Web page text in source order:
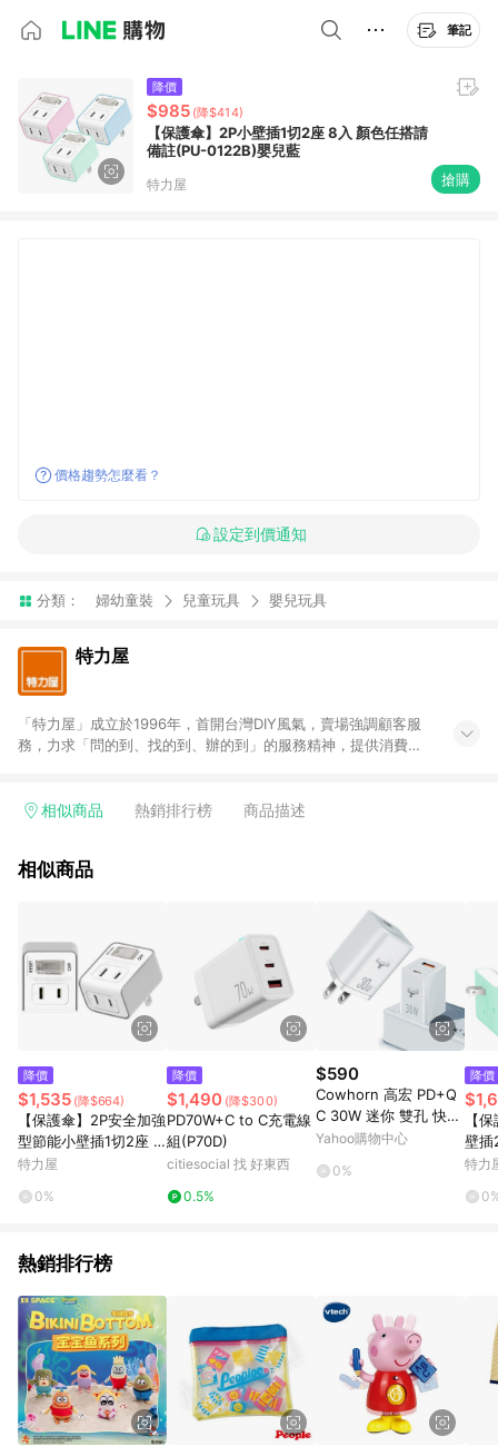
筆記
降價
$985 (降$414)
【保護傘】2P小壁插1切2座 8入 顏色任搭請
備註(PU-0122B)嬰兒藍
特力屋 搶購
價格趨勢怎麼看？
設定到價通知
分類： 婦幼童裝 兒童玩具 嬰兒玩具
特力屋
「特力屋」成立於1996年，首開台灣DIY風氣，賣場強調顧客服
務，力求「問的到、找的到、辦的到」的服務精神，提供消費者
客找到居家修繕、佈置或裝潢時所需；另外，在各家分店內規劃
等各方面進行整合，提升服務質感，期望每一位來店顧客，能輕
結帳流程(Easy to buy)、每次到「特力屋」購物都能得到新的啟
發與靈感(Exciting experience)，同時持續提供消費者居家修繕
最佳解決方案，以創造優質居家環境為首要目標，成為消費者打
造幸福家園時的優先選擇。
相似商品 熱銷排行榜 商品描述
相似商品
降價
$1,535 (降$664)
【保護傘】2P安全加強
型節能小壁插1切2座 1
2入(PU-0122A)
特力屋
0%
降價
$1,490 (降$300)
PD70W+C to C充電線
組(P70D)
citiesocial 找 好東西
0.5%
$590
Cowhorn 高宏 PD+Q
C 30W 迷你 雙孔 快充
旅充頭
Yahoo購物中心
0%
降價
【
壁插
搭請
特力
熱銷排行榜